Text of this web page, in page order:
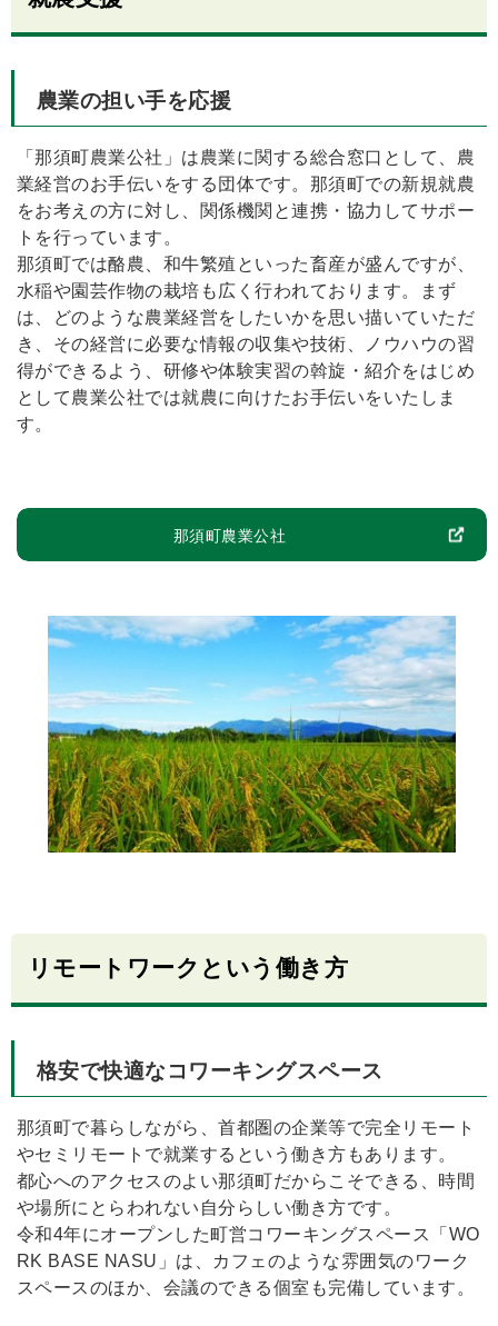
農業の担い手を応援
「那須町農業公社」は農業に関する総合窓口として、農
業経営のお手伝いをする団体です。那須町での新規就農
をお考えの方に対し、関係機関と連携・協力してサポー
トを行っています。
那須町では酪農、和牛繁殖といった畜産が盛んですが、
水稲や園芸作物の栽培も広く行われております。まず
は、どのような農業経営をしたいかを思い描いていただ
き、その経営に必要な情報の収集や技術、ノウハウの習
得ができるよう、研修や体験実習の斡旋・紹介をはじめ
として農業公社では就農に向けたお手伝いをいたしま
す。
那須町農業公社
リモートワークという働き方
格安で快適なコワーキングスペース
那須町で暮らしながら、首都圏の企業等で完全リモート
やセミリモートで就業するという働き方もあります。
都心へのアクセスのよい那須町だからこそできる、時間
や場所にとらわれない自分らしい働き方です。
令和4年にオープンした町営コワーキングスペース「WO
RK BASE NASU」は、カフェのような雰囲気のワーク
スペースのほか、会議のできる個室も完備しています。